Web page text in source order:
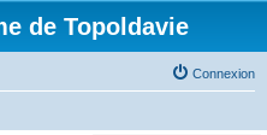
de Topoldavie
Connexion